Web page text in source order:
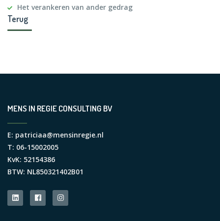
Het verankeren van ander gedrag
Terug
MENS IN REGIE CONSULTING BV
E: patriciaa@mensinregie.nl
T: 06-15002005
KvK: 52154386
BTW: NL850321402B01